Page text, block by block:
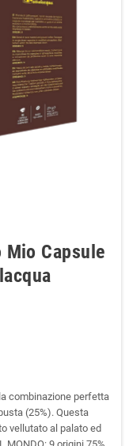
Capsule
combinazione perfetta
(25%). Questa
vellutato al palato ed